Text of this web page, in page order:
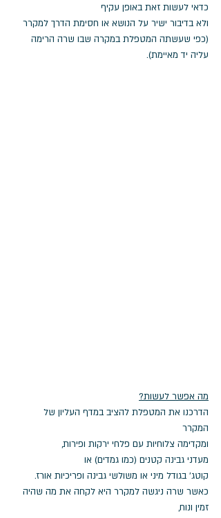
כדאי לעשות זאת באופן עקיף
ולא בדיבור ישיר על הנושא או חסימת הדרך למקרר
(כפי שעשתה המטפלת במקרה שבו שרה הרימה
עליה יד מאיימת).
מה אפשר לעשות?
הדרכנו את המטפלת להציב במדף העליון של
המקרר
ומקדימה צלוחיות עם פלחי ירקות ופירות,
מעדני גבינה קטנים (כמו גמדים) או
קוטג' בגודל מיני או משולשי גבינה ופריכיות אורז.
כאשר שרה ניגשה למקרר היא לקחה את מה שהיה
זמין ונוח,